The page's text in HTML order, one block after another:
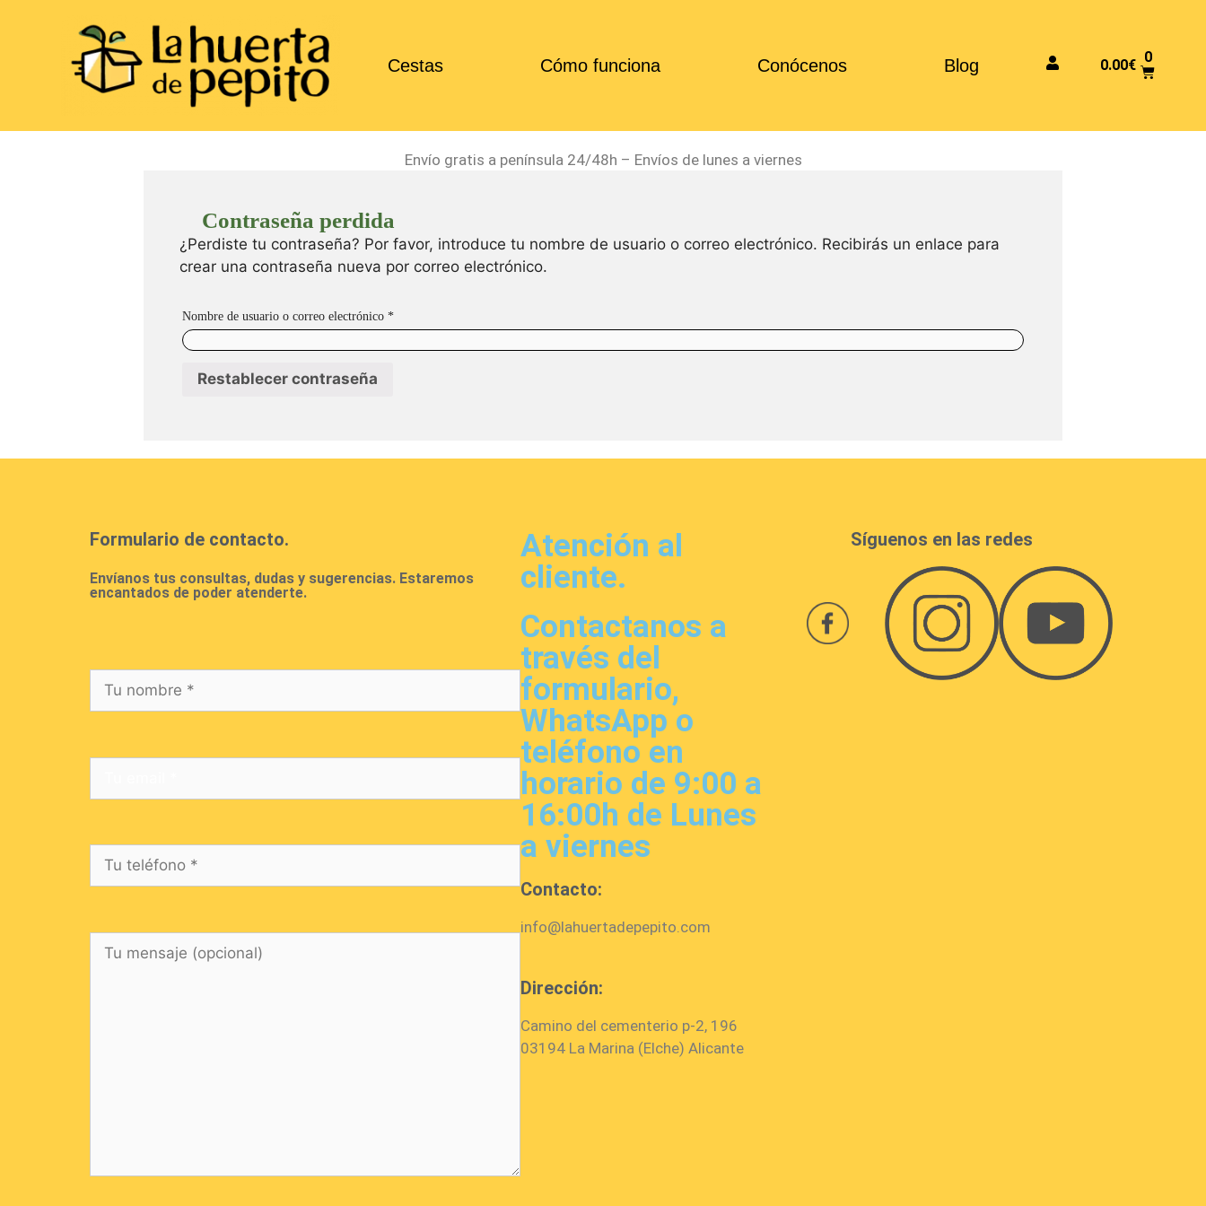
Cestas Cómo funciona Conócenos Blog 0.00€ 0
Envío gratis a península 24/48h – Envíos de lunes a viernes
Contraseña perdida
¿Perdiste tu contraseña? Por favor, introduce tu nombre de usuario o correo electrónico. Recibirás un enlace para
crear una contraseña nueva por correo electrónico.
Nombre de usuario o correo electrónico *
Restablecer contraseña
Formulario de contacto.
Envíanos tus consultas, dudas y sugerencias. Estaremos
encantados de poder atenderte.
Atención al
cliente.
Contactanos a
través del
formulario,
WhatsApp o
teléfono en
horario de 9:00 a
16:00h de Lunes
a viernes
Contacto:
info@lahuertadepepito.com
Dirección:
Camino del cementerio p-2, 196
03194 La Marina (Elche) Alicante
Síguenos en las redes